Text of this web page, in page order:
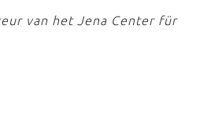
van het Jena Center für